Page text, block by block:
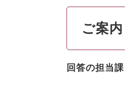
ご案内
回答の担当課